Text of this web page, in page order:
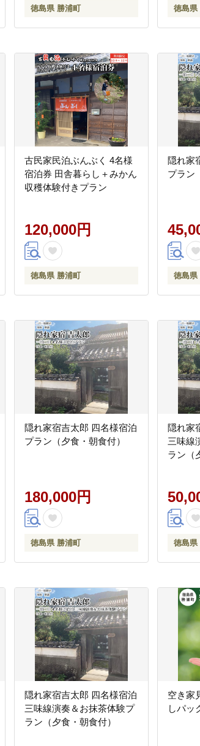
徳島県 勝浦町 徳島県
古民家民泊ぶんぶく 4名様
宿泊券 田舎暮らし＋みかん
収穫体験付きプラン
120,000円
徳島県 勝浦町
隠れ家
プラン
徳島県
隠れ家宿吉太郎 四名様宿泊
プラン（夕食・朝食付）
180,000円
徳島県 勝浦町
隠れ家
三味線
ラン（
徳島県
隠れ家宿吉太郎 四名様宿泊
三味線演奏＆お抹茶体験プ
ラン（夕食・朝食付）
空き家
しパッ